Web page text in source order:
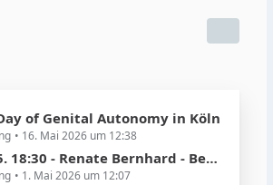
of Genital Autonomy in Köln
16. Mai 2026 um 12:38
- Beschneidung ist nicht nur ein Thema von Religion oder Migration
1. Mai 2026 um 12:07